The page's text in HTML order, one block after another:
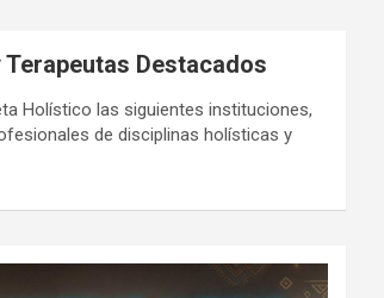
Destacados
Holístico las siguientes instituciones,
de disciplinas holísticas y